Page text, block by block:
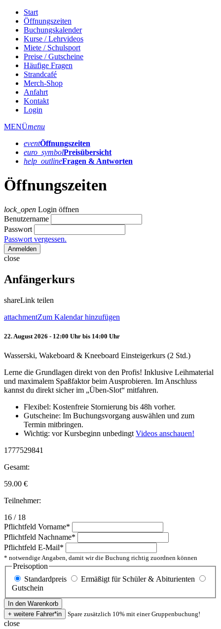
Start
Öffnungszeiten
Buchungskalender
Kurse / Lehrvideos
Miete / Schulsport
Preise / Gutscheine
Häufige Fragen
Strandcafé
Merch-Shop
Anfahrt
Kontakt
Login
MENÜmenu
eventÖffnungs­zeiten
euro_symbolPreis­übersicht
help_outlineFragen & Antworten
Öffnungszeiten
lock_open Login öffnen
Benutzername
Passwort
Passwort vergessen.
Anmelden
close
Anfängerkurs
shareLink teilen
attachmentZum Kalendar hinzufügen
22. August 2026 - 12:00 Uhr bis 14:00 Uhr
Wasserski, Wakeboard & Kneeboard Einsteigerkurs (2 Std.)
Lerne die Grundlagen direkt von den Profis! Inklusive Leihmaterial
und maximalem Spaßfaktor beim Ausprobieren. Im Anschluss
kannst du direkt sicher im „Üben-Slot“ mitfahren.
Flexibel: Kostenfreie Stornierung bis 48h vorher.
Gutscheine: Im Buchungsvorgang auswählen und zum
Termin mitbringen.
Wichtig: vor Kursbeginn unbedingt Videos anschauen!
1777529841
Gesamt:
59.00 €
Teilnehmer:
16 / 18
Pflichtfeld Vorname*
Pflichtfeld Nachname*
Pflichtfeld E-Mail*
* notwendige Angaben, damit wir die Buchung richtig zuordnen können
Preisoption
Standardpreis
Ermäßigt für Schüler & Abiturienten
Gutschein
Spare zusätzlich 10% mit einer Gruppenbuchung!
close